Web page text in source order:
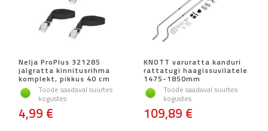
Nelja ProPlus 321285
jalgratta kinnitusrihma
komplekt, pikkus 40 cm
Toode saadaval suurtes
kogustes
4,99 €
KNOTT varuratta kanduri
rattatugi haagissuvilatele
1475-1850mm
Toode saadaval suurtes
kogustes
109,89 €